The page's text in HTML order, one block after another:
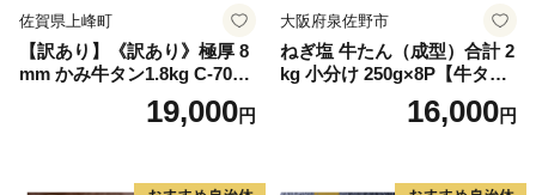
佐賀県上峰町
【訳あり】《訳あり》極厚 8
mm かみ牛タン1.8kg C-709-
19,000円
大阪府泉佐野市
ねぎ塩 牛たん（成型）合計 2
kg 小分け 250g×8P【牛タン
牛肉 焼肉用 薄切り 訳あり サ
16,000円